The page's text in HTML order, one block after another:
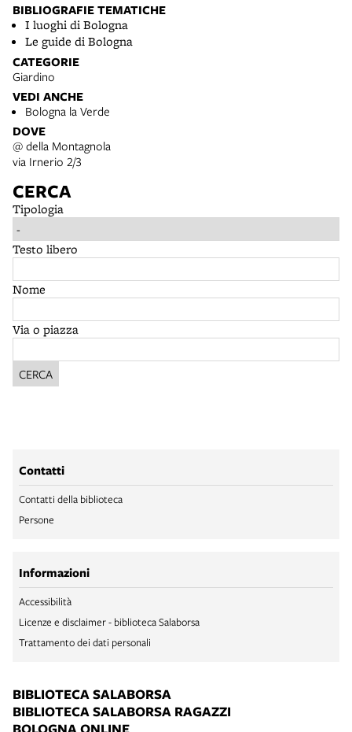
BIBLIOGRAFIE TEMATICHE
I luoghi di Bologna
Le guide di Bologna
CATEGORIE
Giardino
VEDI ANCHE
Bologna la Verde
DOVE
@ della Montagnola
via Irnerio 2/3
CERCA
Tipologia
Testo libero
Nome
Via o piazza
CERCA
Contatti
Contatti della biblioteca
Persone
Informazioni
Accessibilità
Licenze e disclaimer - biblioteca Salaborsa
Trattamento dei dati personali
BIBLIOTECA SALABORSA
BIBLIOTECA SALABORSA RAGAZZI
BOLOGNA ONLINE